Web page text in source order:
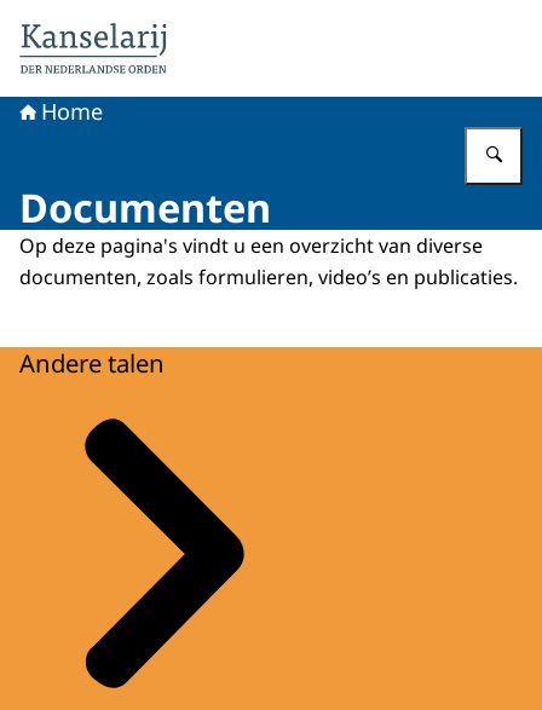
Home
Documenten
Op deze pagina's vindt u een overzicht van diverse
documenten, zoals formulieren, video’s en publicaties.
Andere talen